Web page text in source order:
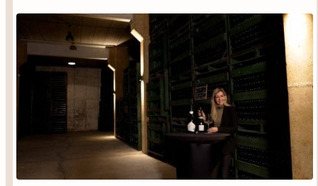
de los más secos a la vez que gastronómico.